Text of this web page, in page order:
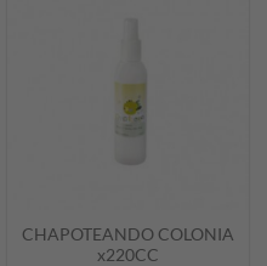
CHAPOTEANDO COLONIA
x220CC